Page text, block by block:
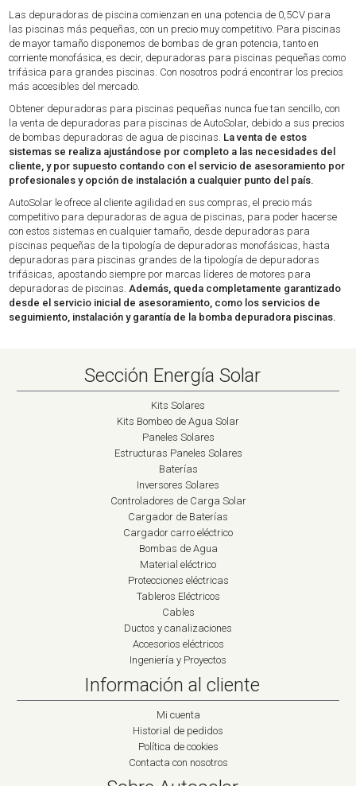
Las depuradoras de piscina comienzan en una potencia de 0,5CV para
las piscinas más pequeñas, con un precio muy competitivo. Para piscinas
de mayor tamaño disponemos de bombas de gran potencia, tanto en
corriente monofásica, es decir, depuradoras para piscinas pequeñas como
trifásica para grandes piscinas. Con nosotros podrá encontrar los precios
más accesibles del mercado.
Obtener depuradoras para piscinas pequeñas nunca fue tan sencillo, con
la venta de depuradoras para piscinas de AutoSolar, debido a sus precios
de bombas depuradoras de agua de piscinas. La venta de estos
sistemas se realiza ajustándose por completo a las necesidades del
cliente, y por supuesto contando con el servicio de asesoramiento por
profesionales y opción de instalación a cualquier punto del país.
AutoSolar le ofrece al cliente agilidad en sus compras, el precio más
competitivo para depuradoras de agua de piscinas, para poder hacerse
con estos sistemas en cualquier tamaño, desde depuradoras para
piscinas pequeñas de la tipología de depuradoras monofásicas, hasta
depuradoras para piscinas grandes de la tipología de depuradoras
trifásicas, apostando siempre por marcas líderes de motores para
depuradoras de piscinas. Además, queda completamente garantizado
desde el servicio inicial de asesoramiento, como los servicios de
seguimiento, instalación y garantía de la bomba depuradora piscinas.
Sección Energía Solar
Kits Solares
Kits Bombeo de Agua Solar
Paneles Solares
Estructuras Paneles Solares
Baterías
Inversores Solares
Controladores de Carga Solar
Cargador de Baterías
Cargador carro eléctrico
Bombas de Agua
Material eléctrico
Protecciones eléctricas
Tableros Eléctricos
Cables
Ductos y canalizaciones
Accesorios eléctricos
Ingeniería y Proyectos
Información al cliente
Mi cuenta
Historial de pedidos
Política de cookies
Contacta con nosotros